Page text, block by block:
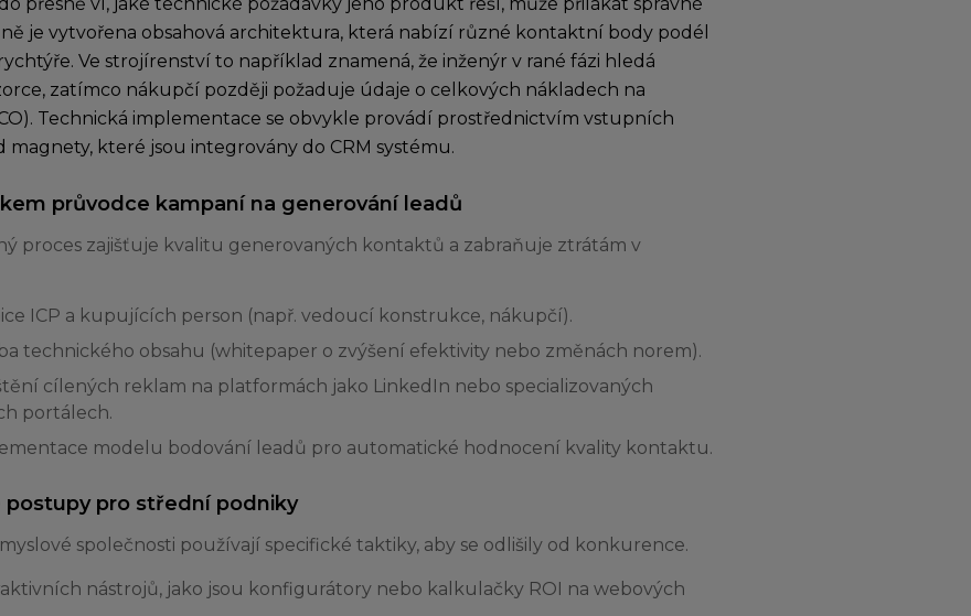
je vytvořena obsahová architektura, která nabízí různé kontaktní body podél
Ve strojírenství to například znamená, že inženýr v rané fázi hledá
zatímco nákupčí později požaduje údaje o celkových nákladech na
Technická implementace se obvykle provádí prostřednictvím vstupních
magnety, které jsou integrovány do CRM systému.
průvodce kampaní na generování leadů
proces zajišťuje kvalitu generovaných kontaktů a zabraňuje ztrátám v
ICP a kupujících person (např. vedoucí konstrukce, nákupčí).
technického obsahu (whitepaper o zvýšení efektivity nebo změnách norem).
cílených reklam na platformách jako LinkedIn nebo specializovaných
portálech.
modelu bodování leadů pro automatické hodnocení kvality kontaktu.
postupy pro střední podniky
společnosti používají specifické taktiky, aby se odlišily od konkurence.
nástrojů, jako jsou konfigurátory nebo kalkulačky ROI na webových